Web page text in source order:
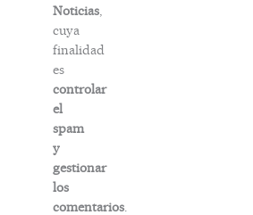
Noticias,
cuya
finalidad
es
controlar
el
spam
y
gestionar
los
comentarios.